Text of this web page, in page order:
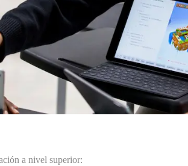
a nivel superior: